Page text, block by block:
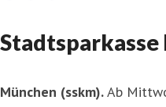
München (sskm).Ab